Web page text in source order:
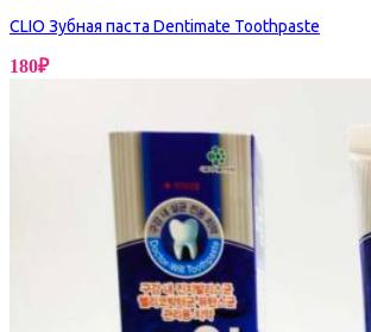
CLIO Зубная паста Dentimate Toothpaste
180₽